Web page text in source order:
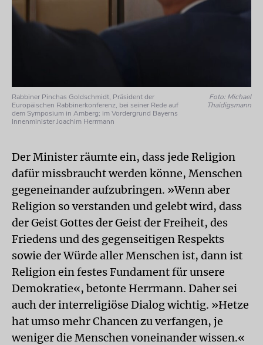
Rabbiner Pinchas Goldschmidt, Präsident der
Europäischen Rabbinerkonferenz, bei seiner Rede auf
dem Symposium in Amberg; im Vordergrund Bayerns
Innenminister Joachim Herrmann
Foto: Michael
Thaidigsmann
Der Minister räumte ein, dass jede Religion
dafür missbraucht werden könne, Menschen
gegeneinander aufzubringen. »Wenn aber
Religion so verstanden und gelebt wird, dass
der Geist Gottes der Geist der Freiheit, des
Friedens und des gegenseitigen Respekts
sowie der Würde aller Menschen ist, dann ist
Religion ein festes Fundament für unsere
Demokratie«, betonte Herrmann. Daher sei
auch der interreligiöse Dialog wichtig. »Hetze
hat umso mehr Chancen zu verfangen, je
weniger die Menschen voneinander wissen.«